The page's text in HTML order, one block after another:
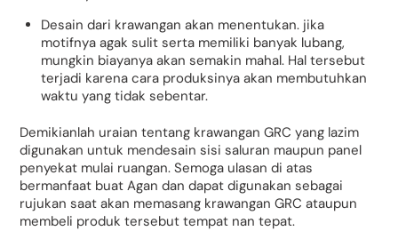
Desain dari krawangan akan menentukan. jika
motifnya agak sulit serta memiliki banyak lubang,
mungkin biayanya akan semakin mahal. Hal tersebut
terjadi karena cara produksinya akan membutuhkan
waktu yang tidak sebentar.
Demikianlah uraian tentang krawangan GRC yang lazim
digunakan untuk mendesain sisi saluran maupun panel
penyekat mulai ruangan. Semoga ulasan di atas
bermanfaat buat Agan dan dapat digunakan sebagai
rujukan saat akan memasang krawangan GRC ataupun
membeli produk tersebut tempat nan tepat.